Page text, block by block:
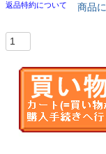
返品特約について 商品